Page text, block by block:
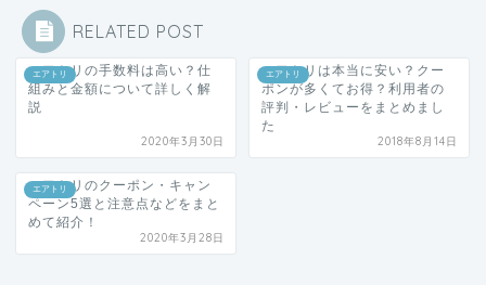
RELATED POST
エアトリ
エアトリの手数料は高い？仕
組みと金額について詳しく解
説
2020年3月30日
エアトリ
エアトリは本当に安い？クー
ポンが多くてお得？利用者の
評判・レビューをまとめまし
た
2018年8月14日
エアトリ
エアトリのクーポン・キャン
ペーン5選と注意点などをまと
めて紹介！
2020年3月28日